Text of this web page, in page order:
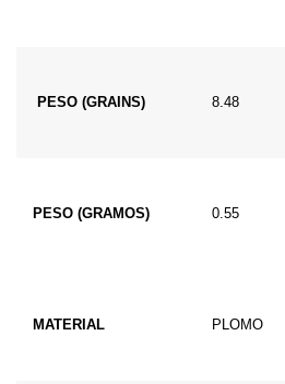
PESO (GRAINS) 8.48
PESO (GRAMOS) 0.55
MATERIAL PLOMO